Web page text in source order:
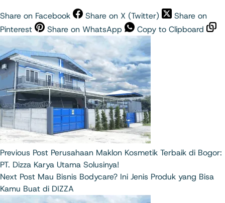
Share on Facebook Share on X (Twitter)
Share on
Pinterest
Share on WhatsApp Copy to Clipboard
Previous Post Perusahaan Maklon Kosmetik Terbaik di Bogor:
PT. Dizza Karya Utama Solusinya!
Next Post Mau Bisnis Bodycare? Ini Jenis Produk yang Bisa
Kamu Buat di DIZZA